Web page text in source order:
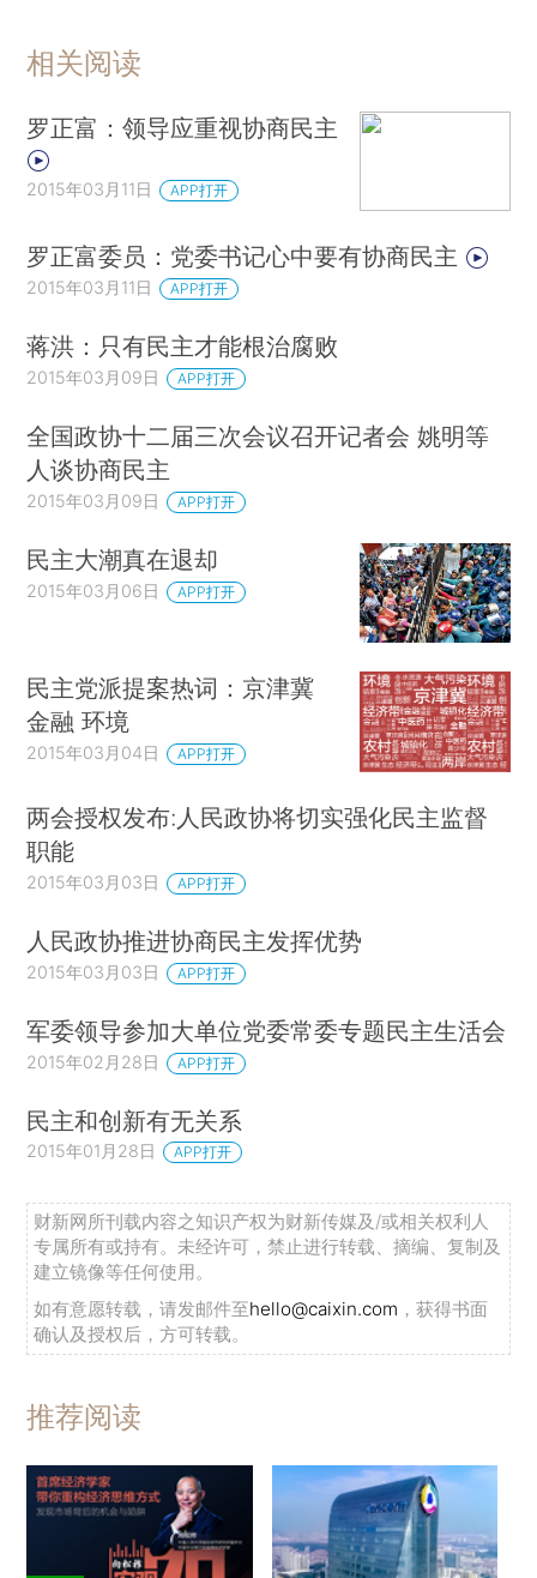
相关阅读
罗正富：领导应重视协商民主
2015年03月11日 APP打开
罗正富委员：党委书记心中要有协商民主
2015年03月11日 APP打开
蒋洪：只有民主才能根治腐败
2015年03月09日 APP打开
全国政协十二届三次会议召开记者会 姚明等
人谈协商民主
2015年03月09日 APP打开
民主大潮真在退却
2015年03月06日 APP打开
民主党派提案热词：京津冀
金融 环境
2015年03月04日 APP打开
两会授权发布:人民政协将切实强化民主监督
职能
2015年03月03日 APP打开
人民政协推进协商民主发挥优势
2015年03月03日 APP打开
军委领导参加大单位党委常委专题民主生活会
2015年02月28日 APP打开
民主和创新有无关系
2015年01月28日 APP打开
财新网所刊载内容之知识产权为财新传媒及/或相关权利人
专属所有或持有。未经许可，禁止进行转载、摘编、复制及
建立镜像等任何使用。
如有意愿转载，请发邮件至hello@caixin.com ，获得书面
确认及授权后，方可转载。
推荐阅读